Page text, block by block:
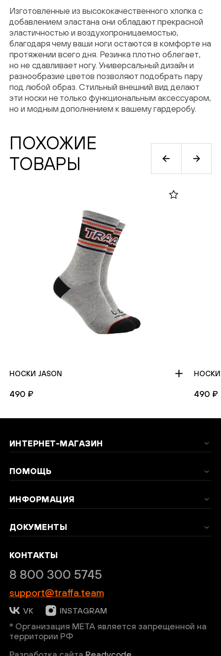
Изготовленные из высококачественного хлопка с
добавлением эластана они обладают прекрасной
эластичностью и воздухопроницаемостью,
благодаря чему ваши ноги остаются в комфорте на
протяжении всего дня. Резинка плотно облегает,
но не сдавливает ногу. Универсальный дизайн и
разнообразие цветов позволяют подобрать пару
под любой образ. Стильный внешний вид делают
эти носки не только функциональным аксессуаром,
но и модным дополнением к вашему гардеробу.
ПОХОЖИЕ
ТОВАРЫ
НОСКИ JASON
490 ₽
НОСКИ
490 ₽
ИНТЕРНЕТ-МАГАЗИН
ПОМОЩЬ
ИНФОРМАЦИЯ
ДОКУМЕНТЫ
КОНТАКТЫ
8 800 300 5745
support@traffa.team
VK INSTAGRAM
* Организация META является запрещенной на
территории РФ
На указанный email был выслан код
подтверждения
Введи код подтверждения
Нажимая кнопку “Подписаться”, вы
соглашаетесь на обработку персональных